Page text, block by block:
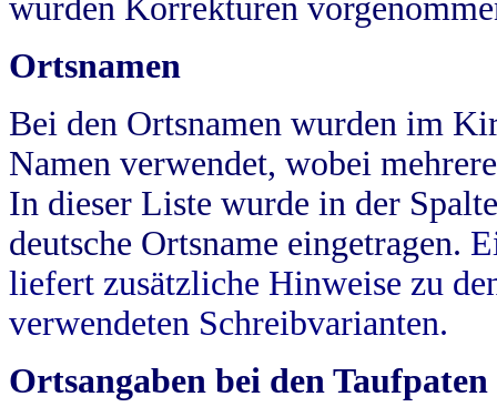
wurden Korrekturen
Ortsnamen
Bei den Ortsnamen wurden im
Namen verwendet, wobei
In dieser Liste wurde in der
deutsche Ortsname eingetragen.
liefert zusätzliche Hinweise zu
verwendeten Schreibvarianten.
Ortsangaben bei den Taufpaten